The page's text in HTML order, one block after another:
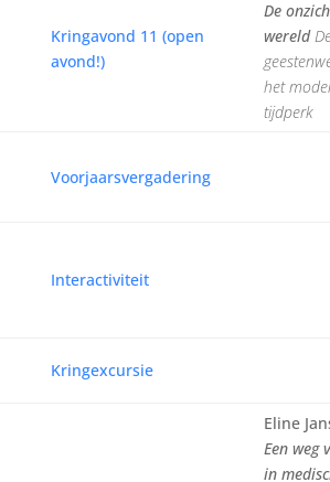
Kringavond 11 (open
avond!)
De
wereld
het
tijdperk
Voorjaarsvergadering
Interactiviteit
Kringexcursie
Eline
Een weg
in